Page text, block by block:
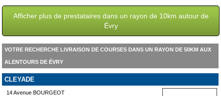
Afficher plus de prestataires dans un rayon de 10km autour de
Évry
VOTRE RECHERCHE LIVRAISON DE COURSES DANS UN RAYON DE 50KM AUX
ALENTOURS DE ÉVRY
CLEYADE
14 Avenue BOURGEOT